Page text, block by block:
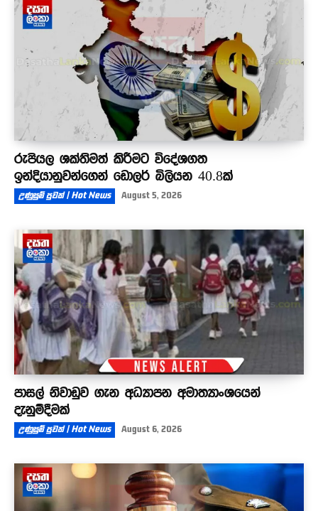
රුපියල ශක්තිමත් කිරීමට විදේශගත
ඉන්දියානුවන්ගෙන් ඩොලර් බිලියන 40.8ක්
උණුසුම් පුවත් | Hot News August 5, 2026
පාසල් නිවාඩුව ගැන අධ්‍යාපන අමාත්‍යාංශයෙන්
දැනුම්දීමක්
උණුසුම් පුවත් | Hot News August 6, 2026